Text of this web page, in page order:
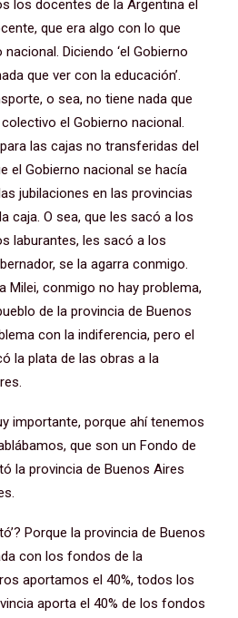
los docentes de la Argentina el
que era algo con lo que
Diciendo ‘el Gobierno
que ver con la educación’.
o sea, no tiene nada que
el Gobierno nacional.
las cajas no transferidas del
el Gobierno nacional se hacía
jubilaciones en las provincias
caja. O sea, que les sacó a los
laburantes, les sacó a los
se la agarra conmigo.
Milei, conmigo no hay problema,
de la provincia de Buenos
con la indiferencia, pero el
la plata de las obras a la
importante, porque ahí tenemos
que son un Fondo de
la provincia de Buenos Aires
Porque la provincia de Buenos
con los fondos de la
aportamos el 40%, todos los
aporta el 40% de los fondos